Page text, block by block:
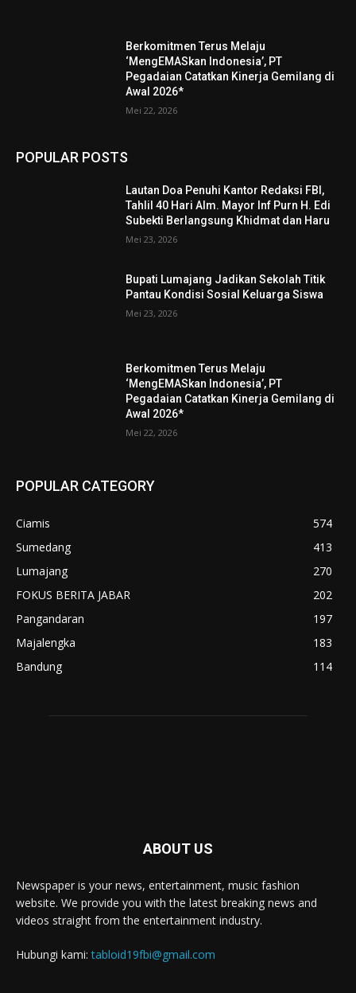
Berkomitmen Terus Melaju
‘MengEMASkan Indonesia’, PT
Pegadaian Catatkan Kinerja Gemilang di
Awal 2026*
Mei 22, 2026
POPULAR POSTS
Lautan Doa Penuhi Kantor Redaksi FBI,
Tahlil 40 Hari Alm. Mayor Inf Purn H. Edi
Subekti Berlangsung Khidmat dan Haru
Mei 23, 2026
Bupati Lumajang Jadikan Sekolah Titik
Pantau Kondisi Sosial Keluarga Siswa
Mei 23, 2026
Berkomitmen Terus Melaju
‘MengEMASkan Indonesia’, PT
Pegadaian Catatkan Kinerja Gemilang di
Awal 2026*
Mei 22, 2026
POPULAR CATEGORY
Ciamis
574
Sumedang
413
Lumajang
270
FOKUS BERITA JABAR
202
Pangandaran
197
Majalengka
183
Bandung
114
ABOUT US
Newspaper is your news, entertainment, music fashion
website. We provide you with the latest breaking news and
videos straight from the entertainment industry.
Hubungi kami:tabloid19fbi@gmail.com